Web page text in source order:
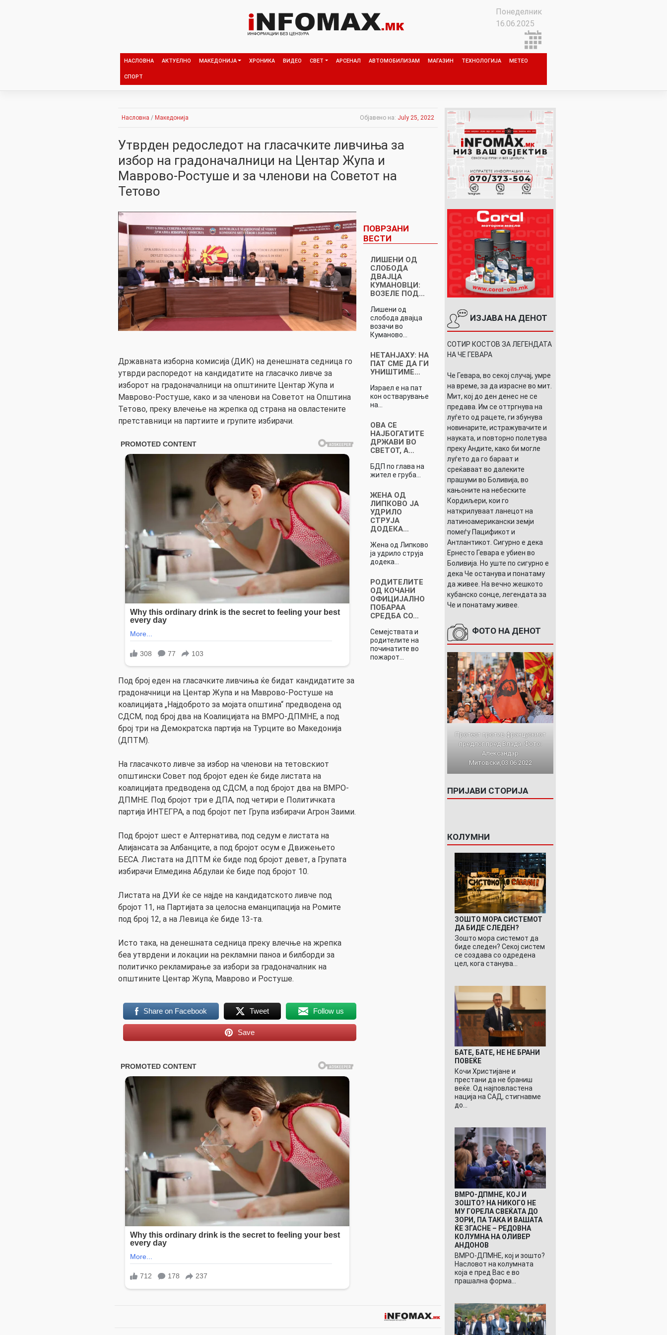
Понеделник
16.06.2025
НАСЛОВНА АКТУЕЛНО МАКЕДОНИЈА ХРОНИКА ВИДЕО СВЕТ АРСЕНАЛ АВТОМОБИЛИЗАМ МАГАЗИН ТЕХНОЛОГИЈА МЕТЕО
СПОРТ
Насловна / Македонија Објавено на: July 25, 2022
Утврден редоследот на гласачките ливчиња за
избор на градоначалници на Центар Жупа и
Маврово-Ростуше и за членови на Советот на
Тетово
Државната изборна комисија (ДИК) на денешната седница го
утврди распоредот на кандидатите на гласачко ливче за
изборот на градоначалници на општините Центар Жупа и
Маврово-Ростуше, како и за членови на Советот на Општина
Тетово, преку влечење на жрепка од страна на овластените
претставници на партиите и групите избирачи.
Под број еден на гласачките ливчиња ќе бидат кандидатите за
градоначници на Центар Жупа и на Маврово-Ростуше на
коалицијата „Најдоброто за мојата општина“ предводена од
СДСМ, под број два на Коалицијата на ВМРО-ДПМНЕ, а под
број три на Демократска партија на Турците во Македонија
(ДПТМ).
На гласачкото ливче за избор на членови на тетовскиот
општински Совет под бројот еден ќе биде листата на
коалицијата предводена од СДСМ, а под бројот два на ВМРО-
ДПМНЕ. Под бројот три е ДПА, под четири е Политичката
партија ИНТЕГРА, а под бројот пет Група избирачи Агрон Заими.
Под бројот шест е Алтернатива, под седум е листата на
Алијансата за Албанците, а под бројот осум е Движењето
БЕСА. Листата на ДПТМ ќе биде под бројот девет, а Групата
избирачи Елмедина Абдулаи ќе биде под бројот 10.
Листата на ДУИ ќе се најде на кандидатското ливче под
бројот 11, на Партијата за целосна еманципација на Ромите
под број 12, а на Левица ќе биде 13-та.
Исто така, на денешната седница преку влечње на жрепка
беа утврдени и локации на рекламни паноа и билборди за
политичко рекламирање за избори за градоначалник на
општините Центар Жупа, Маврово и Ростуше.
Share on Facebook Tweet Follow us
Save
ПОВРЗАНИ
ВЕСТИ
ЛИШЕНИ ОД
СЛОБОДА
ДВАЈЦА
КУМАНОВЦИ:
ВОЗЕЛЕ ПОД…
Лишени од
слобода двајца
возачи во
Куманово…
НЕТАНЈАХУ: НА
ПАТ СМЕ ДА ГИ
УНИШТИМЕ…
Израел е на пат
кон остварување
на…
ОВА СЕ
НАЈБОГАТИТЕ
ДРЖАВИ ВО
СВЕТОТ, А…
БДП по глава на
жител е груба…
ЖЕНА ОД
ЛИПКОВО ЈА
УДРИЛО
СТРУЈА
ДОДЕКА…
Жена од Липково
ја удрило струја
додека…
РОДИТЕЛИТЕ
ОД КОЧАНИ
ОФИЦИЈАЛНО
ПОБАРАА
СРЕДБА СО…
Семејствата и
родителите на
починатите во
пожарот…
ИЗЈАВА НА ДЕНОТ
СОТИР КОСТОВ ЗА ЛЕГЕНДАТА
НА ЧЕ ГЕВАРА
Че Гевара, во секој случај, умре
на време, за да израсне во мит.
Мит, кој до ден денес не се
предава. Им се оттргнува на
луѓето од рацете, ги збунува
новинарите, истражувачите и
науката, и повторно полетува
преку Андите, како би могле
луѓето да го бараат и
среќаваат во далеките
прашуми во Боливија, во
кањоните на небеските
Кордиљери, кои го
наткрилуваат ланецот на
латиноамерикански земји
помеѓу Пацификот и
Антлантикот. Сигурно е дека
Ернесто Гевара е убиен во
Боливија. Но уште по сигурно е
дека Че останува и понатаму
да живее. На вечно жешкото
кубанско сонце, легендата за
Че и понатаму живее.
ФОТО НА ДЕНОТ
Протест против францускиот
предлог пред Влада. Фото:
Александар
Митовски,03.06.2022
ПРИЈАВИ СТОРИЈА
КОЛУМНИ
ЗОШТО МОРА СИСТЕМОТ
ДА БИДЕ СЛЕДЕН?
Зошто мора системот да
биде следен? Секој систем
се создава со одредена
цел, кога станува…
БАТЕ, БАТЕ, НЕ НЕ БРАНИ
ПОВЕЌЕ
Кочи Христијане и
престани да не браниш
веќе. Од најповластена
нација на САД, стигнавме
до…
ВМРО-ДПМНЕ, КОЈ И
ЗОШТО? НА НИКОГО НЕ
МУ ГОРЕЛА СВЕЌАТА ДО
ЗОРИ, ПА ТАКА И ВАШАТА
ЌЕ ЗГАСНЕ – РЕДОВНА
КОЛУМНА НА ОЛИВЕР
АНДОНОВ
ВМРО-ДПМНЕ, кој и зошто?
Насловот на колумната
која е пред Вас е во
прашална форма…